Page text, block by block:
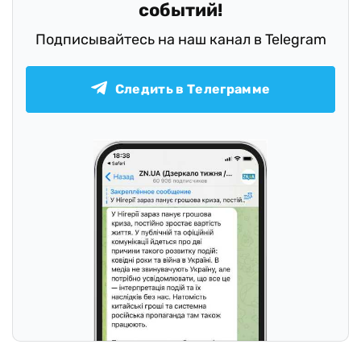
событий!
Подписывайтесь на наш канал в Telegram
Следить в Телеграмме